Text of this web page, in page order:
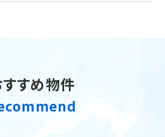
グ
ニューアル致しました。
すすめ物件